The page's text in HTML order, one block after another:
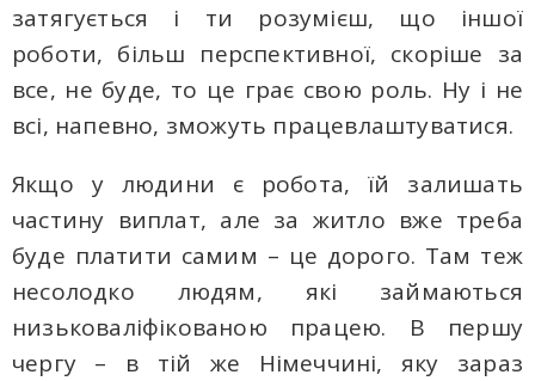
затягується і ти розумієш, що іншої
роботи, більш перспективної, скоріше за
все, не буде, то це грає свою роль. Ну і не
всі, напевно, зможуть працевлаштуватися.
Якщо у людини є робота, їй залишать
частину виплат, але за житло вже треба
буде платити самим – це дорого. Там теж
несолодко людям, які займаються
низьковаліфікованою працею. В першу
чергу – в тій же Німеччині, яку зараз